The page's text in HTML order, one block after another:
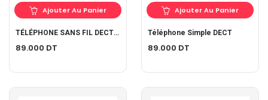
Ajouter Au Panier
TÉLÉPHONE SANS FIL DECT LOGICOM VEGA 150 - BLANC
89.000 DT
Ajouter Au Panier
Téléphone Simple DECT
89.000 DT